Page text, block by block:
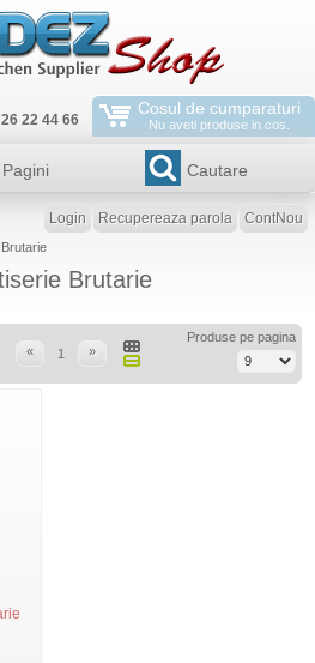
22 44 66
Cosul de cumparaturi
Nu aveti produse in cos.
Pagini Cautare
Login Recupereaza parola ContNou
Brutarie
«
1 »
Produse pe pagina